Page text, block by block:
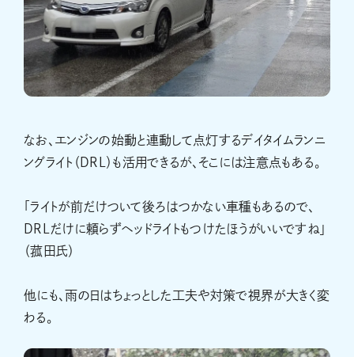
なお、エンジンの始動と連動して点灯するデイタイムランニ
ングライト（DRL）も活用できるが、そこには注意点もある。
「ライトが前だけついて後ろはつかない車種もあるので、
DRLだけに頼らずヘッドライトもつけたほうがいいですね」
（菰田氏）
他にも、雨の日はちょっとした工夫や対策で視界が大きく変
わる。